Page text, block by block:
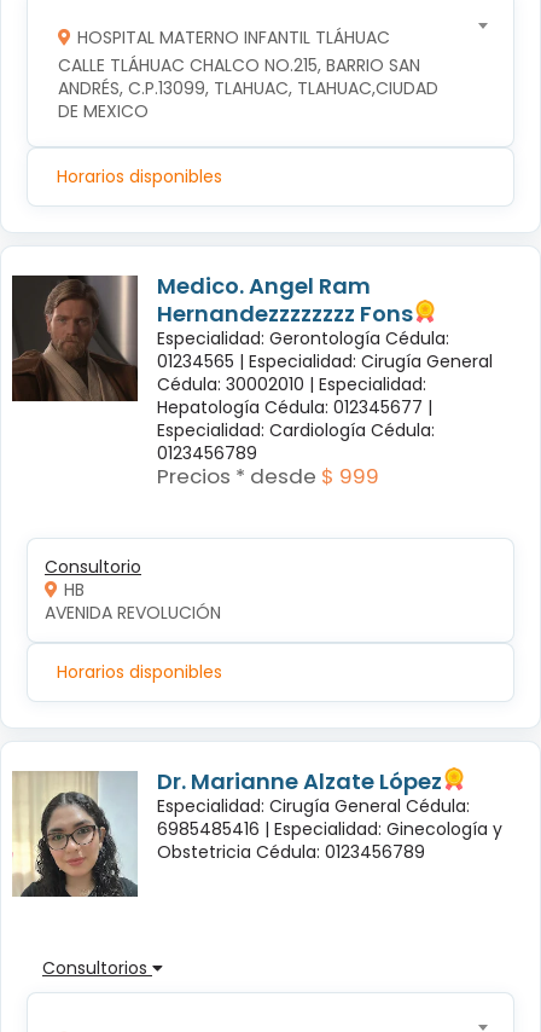
HOSPITAL MATERNO INFANTIL TLÁHUAC
CALLE TLÁHUAC CHALCO NO.215, BARRIO SAN
ANDRÉS, C.P.13099, TLAHUAC, TLAHUAC,CIUDAD
DE MEXICO
Horarios disponibles
Medico. Angel Ram
Hernandezzzzzzzz Fons
Especialidad: Gerontología Cédula:
01234565 | Especialidad: Cirugía General
Cédula: 30002010 | Especialidad:
Hepatología Cédula: 012345677 |
Especialidad: Cardiología Cédula:
0123456789
Precios * desde $ 999
Consultorio
HB
AVENIDA REVOLUCIÓN
Horarios disponibles
Dr. Marianne Alzate López
Especialidad: Cirugía General Cédula:
6985485416 | Especialidad: Ginecología y
Obstetricia Cédula: 0123456789
Consultorios